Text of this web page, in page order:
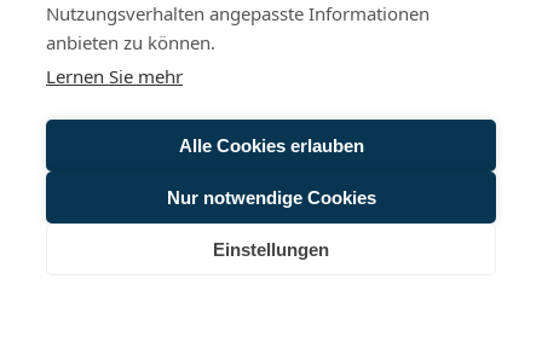
Nutzungsverhalten angepasste Informationen
anbieten zu können.
Lernen Sie mehr
Alle Cookies erlauben
Nur notwendige Cookies
Einstellungen